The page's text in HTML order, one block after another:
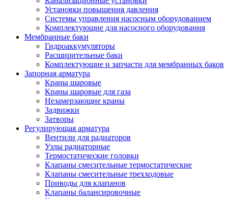
Установки повышения давления
Системы управления насосным оборудованием
Комплектующие для насосного оборудования
Мембранные баки
Гидроаккумуляторы
Расширительные баки
Комплектующие и запчасти для мембранных баков
Запорная арматура
Краны шаровые
Краны шаровые для газа
Незамерзающие краны
Задвижки
Затворы
Регулирующая арматура
Вентили для радиаторов
Узлы радиаторные
Термостатические головки
Клапаны смесительные термостатические
Клапаны смесительные трехходовые
Приводы для клапанов
Клапаны балансировочные